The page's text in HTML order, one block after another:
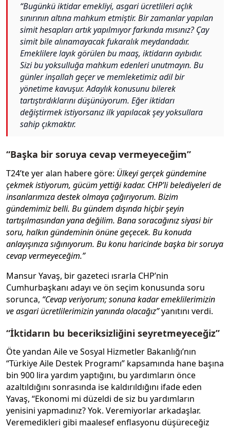
“Bugünkü iktidar emekliyi, asgari ücretlileri açlık
sınırının altına mahkum etmiştir. Bir zamanlar yapılan
simit hesapları artık yapılmıyor farkında mısınız? Çay
simit bile alınamayacak fukaralık meydandadır.
Emeklilere layık görülen bu maaş, iktidarın ayıbıdır.
Sizi bu yoksulluğa mahkum edenleri unutmayın. Bu
günler inşallah geçer ve memleketimiz adil bir
yönetime kavuşur. Adaylık konusunu bilerek
tartıştırdıklarını düşünüyorum. Eğer iktidarı
değiştirmek istiyorsanız ilk yapılacak şey yoksullara
sahip çıkmaktır.
“Başka bir soruya cevap vermeyeceğim”
T24’te yer alan habere göre: Ülkeyi gerçek gündemine
çekmek istiyorum, gücüm yettiği kadar. CHP’li belediyeleri de
insanlarımıza destek olmaya çağırıyorum. Bizim
gündemimiz belli. Bu gündem dışında hiçbir şeyin
tartışılmasından yana değilim. Bana soracağınız siyasi bir
soru, halkın gündeminin önüne geçecek. Bu konuda
anlayışınıza sığınıyorum. Bu konu haricinde başka bir soruya
cevap vermeyeceğim.”
Mansur Yavaş, bir gazeteci ısrarla CHP’nin
Cumhurbaşkanı adayı ve ön seçim konusunda soru
sorunca, “Cevap veriyorum; sonuna kadar emeklilerimizin
ve asgari ücretlilerimizin yanında olacağız”yanıtını verdi.
“İktidarın bu beceriksizliğini seyretmeyeceğiz”
Öte yandan Aile ve Sosyal Hizmetler Bakanlığı’nın
“Türkiye Aile Destek Programı” kapsamında hane başına
bin 900 lira yardım yaptığını, bu yardımların önce
azaltıldığını sonrasında ise kaldırıldığını ifade eden
Yavaş, “Ekonomi mi düzeldi de siz bu yardımların
yenisini yapmadınız? Yok. Veremiyorlar arkadaşlar.
Veremedikleri gibi maalesef enflasyonu düşüreceğiz